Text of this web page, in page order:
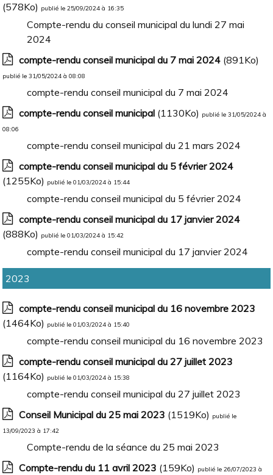
(578Ko) publié le 25/09/2024 à 16:35
Compte-rendu du conseil municipal du lundi 27 mai
2024
compte-rendu conseil municipal du 7 mai 2024 (891Ko)
publié le 31/05/2024 à 08:08
compte-rendu conseil municipal du 7 mai 2024
compte-rendu conseil municipal (1130Ko) publié le 31/05/2024 à
08:06
compte-rendu conseil municipal du 21 mars 2024
compte-rendu conseil municipal du 5 février 2024
(1255Ko) publié le 01/03/2024 à 15:44
compte-rendu conseil municipal du 5 février 2024
compte-rendu conseil municipal du 17 janvier 2024
(888Ko) publié le 01/03/2024 à 15:42
compte-rendu conseil municipal du 17 janvier 2024
2023
compte-rendu conseil municipal du 16 novembre 2023
(1464Ko) publié le 01/03/2024 à 15:40
compte-rendu conseil municipal du 16 novembre 2023
compte-rendu conseil municipal du 27 juillet 2023
(1164Ko) publié le 01/03/2024 à 15:38
compte-rendu conseil municipal du 27 juillet 2023
Conseil Municipal du 25 mai 2023 (1519Ko) publié le
13/09/2023 à 17:42
Compte-rendu de la séance du 25 mai 2023
Compte-rendu du 11 avril 2023 (159Ko) publié le 26/07/2023 à